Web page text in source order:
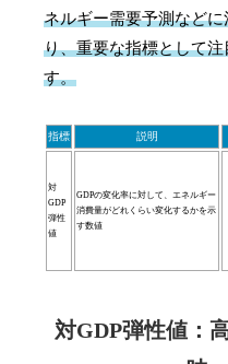
ネルギー需要予測など
り、重要な指標として
す。
指標 説明
対
GDP
弾性
値
GDPの変化率に対して、エネルギー
消費量がどれくらい変化するかを示
す数値
対GDP弾性値：